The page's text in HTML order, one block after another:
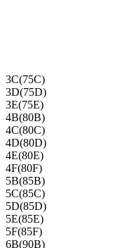
3C(75C)
3D(75D)
3E(75E)
4B(80B)
4C(80C)
4D(80D)
4E(80E)
4F(80F)
5B(85B)
5C(85C)
5D(85D)
5E(85E)
5F(85F)
6B(90B)